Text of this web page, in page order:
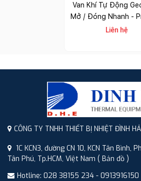
Van Khí Tự Động
Mở / Đóng Nhanh -
360 Mbar
Liên hệ
CÔNG TY TNHH THIẾT BỊ NHIỆT ĐÌNH
1C KCN3, đường CN 10, KCN Tân Bình,
Tân Phú, Tp.HCM, Việt Nam ( Bản đồ )
Hotline: 028 38155 234 - 0913916150